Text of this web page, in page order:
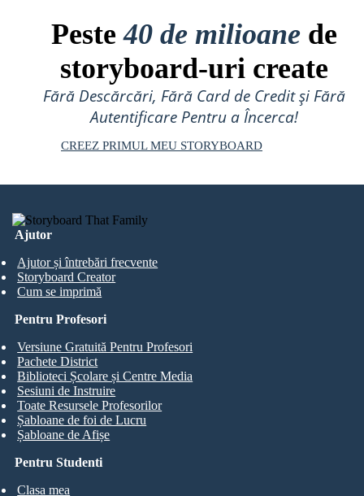
Peste40 de milioane de
storyboard-uri create
Fără Descărcări, Fără Card de Credit și Fără
Autentificare Pentru a Încerca!
CREEZ PRIMUL MEU STORYBOARD
Ajutor
Ajutor și întrebări frecvente
Storyboard Creator
Cum se imprimă
Pentru Studenti
Clasa mea
Pentru Profesori
Versiune Gratuită Pentru Profesori
Pachete District
Biblioteci Școlare și Centre Media
Sesiuni de Instruire
Toate Resursele Profesorilor
Șabloane de foi de Lucru
Șabloane de Afișe